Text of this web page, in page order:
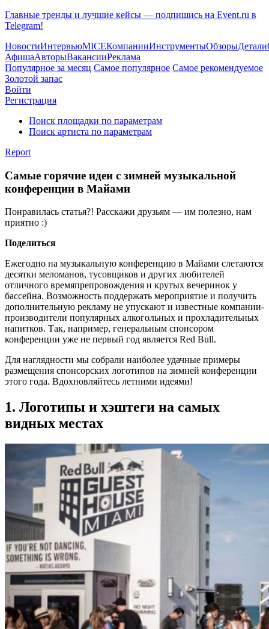
Главные тренды и лучшие кейсы — подпишись на Event.ru в
Telegram!
НовостиИнтервьюMICEКомпанииИнструментыОбзорыДетали
АфишаАвторыВакансииРеклама
Популярное за месяц Самое популярное Самое рекомендуемое
Золотой запас
Войти
Регистрация
Поиск площадки по параметрам
Поиск артиста по параметрам
Report
Самые горячие идеи с зимней музыкальной
конференции в Майами
Понравилась статья?! Расскажи друзьям — им полезно, нам
приятно :)
Поделиться
Ежегодно на музыкальную конференцию в Майами слетаются
десятки меломанов, тусовщиков и других любителей
отличного времяпрепровождения и крутых вечеринок у
бассейна. Возможность поддержать мероприятие и получить
дополнительную рекламу не упускают и известные компании-
производители популярных алкогольных и прохладительных
напитков. Так, например, генеральным спонсором
конференции уже не первый год является Red Bull.
Для наглядности мы собрали наиболее удачные примеры
размещения спонсорских логотипов на зимней конференции
этого года. Вдохновляйтесь летними идеями!
1. Логотипы и хэштеги на самых
видных местах